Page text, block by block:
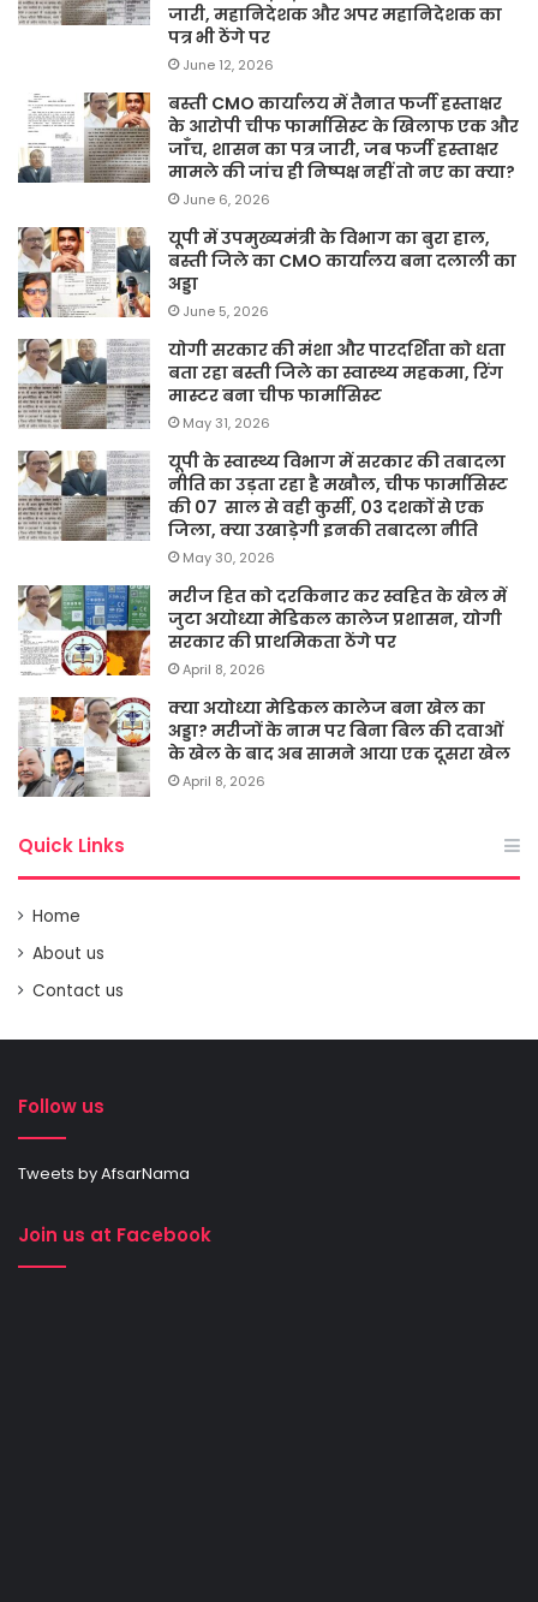
जारी, महानिदेशक और अपर महानिदेशक का
पत्र भी ठेंगे पर
June 12, 2026
बस्ती CMO कार्यालय में तैनात फर्जी हस्ताक्षर
के आरोपी चीफ फार्मासिस्ट के खिलाफ एक और
जाँच, शासन का पत्र जारी, जब फर्जी हस्ताक्षर
मामले की जांच ही निष्पक्ष नहीं तो नए का क्या?
June 6, 2026
यूपी में उपमुख्यमंत्री के विभाग का बुरा हाल,
बस्ती जिले का CMO कार्यालय बना दलाली का
अड्डा
June 5, 2026
योगी सरकार की मंशा और पारदर्शिता को धता
बता रहा बस्ती जिले का स्वास्थ्य महकमा, रिंग
मास्टर बना चीफ फार्मासिस्ट
May 31, 2026
यूपी के स्वास्थ्य विभाग में सरकार की तबादला
नीति का उड़ता रहा है मखौल, चीफ फार्मासिस्ट
की 07 साल से वही कुर्सी, 03 दशकों से एक
जिला, क्या उखाड़ेगी इनकी तबादला नीति
May 30, 2026
मरीज हित को दरकिनार कर स्वहित के खेल में
जुटा अयोध्या मेडिकल कालेज प्रशासन, योगी
सरकार की प्राथमिकता ठेंगे पर
April 8, 2026
क्या अयोध्या मेडिकल कालेज बना खेल का
अड्डा? मरीजों के नाम पर बिना बिल की दवाओं
के खेल के बाद अब सामने आया एक दूसरा खेल
April 8, 2026
Quick Links
Home
About us
Contact us
Follow us
Tweets by AfsarNama
Join us at Facebook